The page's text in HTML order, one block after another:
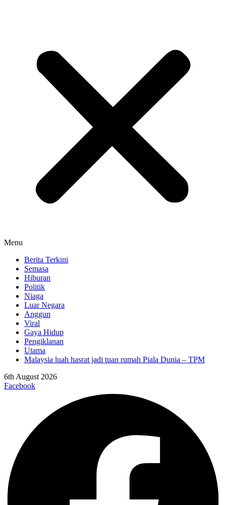
Menu
Berita Terkini
Semasa
Hiburan
Politik
Niaga
Luar Negara
Anggun
Viral
Gaya Hidup
Pengiklanan
Utama
Malaysia luah hasrat jadi tuan rumah Piala Dunia – TPM
6th August 2026
Facebook